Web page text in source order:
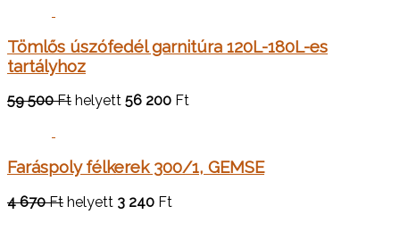
Tömlős úszófedél garnitúra 120L-180L-es
tartályhoz
59 500 Ft helyett 56 200 Ft
Faráspoly félkerek 300/1, GEMSE
4 670 Ft helyett 3 240 Ft